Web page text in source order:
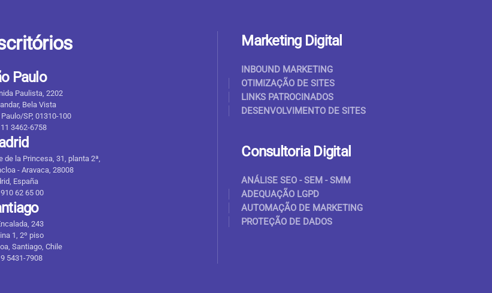
Paulo
Paulista, 2202
Bela Vista
SP, 01310-100
3462-6758
de la Princesa, 31, planta 2ª,
- Aravaca, 28008
España
62 65 00
243
1, 2º piso
Santiago, Chile
5431-7908
Marketing Digital
INBOUND MARKETING
OTIMIZAÇÃO DE SITES
LINKS PATROCINADOS
DESENVOLVIMENTO DE SITES
Consultoria Digital
ANÁLISE SEO - SEM - SMM
ADEQUAÇÃO LGPD
AUTOMAÇÃO DE MARKETING
PROTEÇÃO DE DADOS